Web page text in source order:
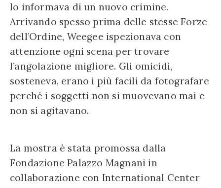
lo informava di un nuovo crimine.
Arrivando spesso prima delle stesse Forze
dell’Ordine, Weegee ispezionava con
attenzione ogni scena per trovare
l’angolazione migliore. Gli omicidi,
sosteneva, erano i più facili da fotografare
perché i soggetti non si muovevano mai e
non si agitavano.
La mostra è stata promossa dalla
Fondazione Palazzo Magnani in
collaborazione con International Center